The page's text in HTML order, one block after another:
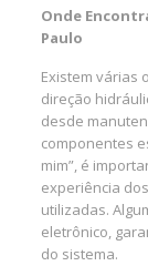
Onde
Paulo
Existem várias
direção
desde
componentes
mim”, é
experiência
utilizadas.
eletrônico,
do sistema.